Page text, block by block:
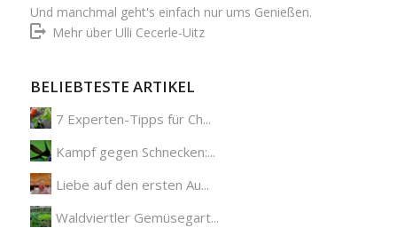
Und manchmal geht's einfach nur ums Genießen.
Mehr über Ulli Cecerle-Uitz
BELIEBTESTE ARTIKEL
7 Experten-Tipps für Ch...
Kampf gegen Schnecken:...
Liebe auf den ersten Au...
Waldviertler Gemüsegart...